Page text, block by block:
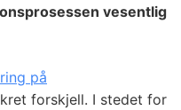
vesentlig
på
forskjell. I stedet for